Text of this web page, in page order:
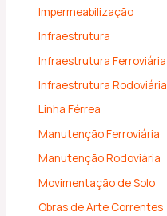
Impermeabilização
Infraestrutura
Infraestrutura Ferroviária
Infraestrutura Rodoviária
Linha Férrea
Manutenção Ferroviária
Manutenção Rodoviária
Movimentação de Solo
Obras de Arte Correntes